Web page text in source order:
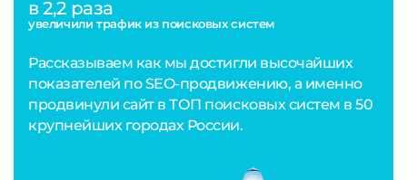
в 2,2 раза
увеличили трафик из поисковых систем
Рассказываем как мы достигли высочайших
показателей по SEO-продвижению, а именно
продвинули сайт в ТОП поисковых систем в 50
крупнейших городах России.